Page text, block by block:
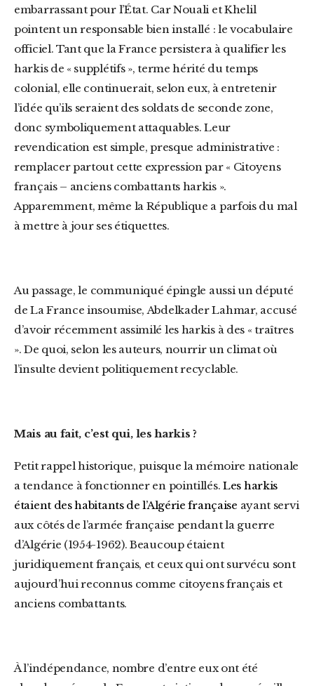
embarrassant pour l’État. Car Nouali et Khelil
pointent un responsable bien installé : le vocabulaire
officiel. Tant que la France persistera à qualifier les
harkis de « supplétifs », terme hérité du temps
colonial, elle continuerait, selon eux, à entretenir
l’idée qu’ils seraient des soldats de seconde zone,
donc symboliquement attaquables. Leur
revendication est simple, presque administrative :
remplacer partout cette expression par « Citoyens
français – anciens combattants harkis ».
Apparemment, même la République a parfois du mal
à mettre à jour ses étiquettes.
Au passage, le communiqué épingle aussi un député
de La France insoumise, Abdelkader Lahmar, accusé
d’avoir récemment assimilé les harkis à des « traîtres
». De quoi, selon les auteurs, nourrir un climat où
l’insulte devient politiquement recyclable.
Mais au fait, c’est qui, les harkis ?
Petit rappel historique, puisque la mémoire nationale
a tendance à fonctionner en pointillés.Les harkis
étaient des habitants de l’Algérie française ayant servi
aux côtés de l’armée française pendant la guerre
d’Algérie (1954-1962). Beaucoup étaient
juridiquement français, et ceux qui ont survécu sont
aujourd’hui reconnus comme citoyens français et
anciens combattants.
À l’indépendance, nombre d’entre eux ont été